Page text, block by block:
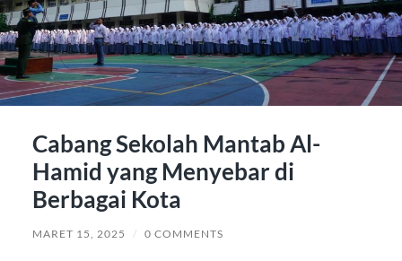
Cabang Sekolah Mantab Al-
Hamid yang Menyebar di
Berbagai Kota
MARET 15, 2025 / 0 COMMENTS